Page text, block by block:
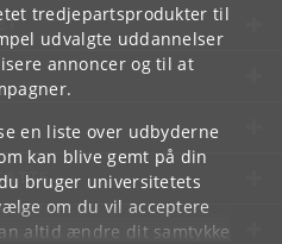
tredjepartsprodukter til
udvalgte uddannelser
annoncer og til at
en liste over udbyderne
kan blive gemt på din
bruger universitetets
om du vil acceptere
altid ændre dit samtykke